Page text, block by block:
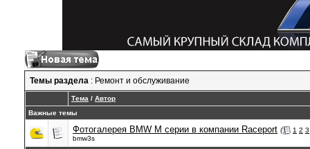
Темы раздела : Ремонт и обслуживание
Тема / Автор
Важные темы
Фотогалерея BMW M серии в компании Raceport ( 1 2 3
bmw3s